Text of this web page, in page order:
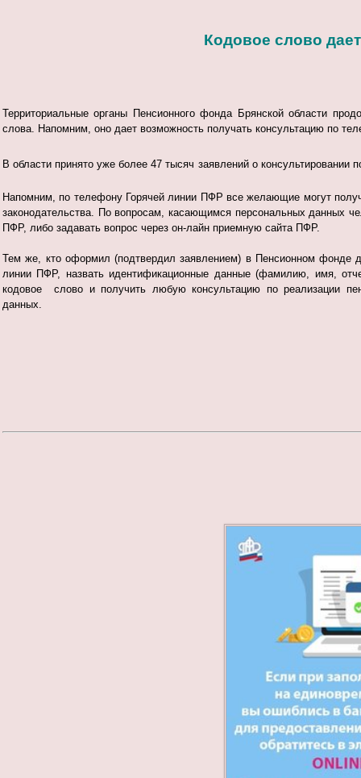
Кодовое слово
Территориальные органы Пенсионного фонда Брянской области
слова. Напомним, оно дает возможность получать консультацию по
В области принято уже более 47 тысяч заявлений о консультировании
Напомним, по телефону Горячей линии ПФР все желающие могут
законодательства. По вопросам, касающимся персональных данных
ПФР, либо задавать вопрос через он-лайн приемную сайта ПФР.
Тем же, кто оформил (подтвердил заявлением) в Пенсионном фонде
линии ПФР, назвать идентификационные данные (фамилию, имя,
кодовое слово и получить любую консультацию по реализации
данных.